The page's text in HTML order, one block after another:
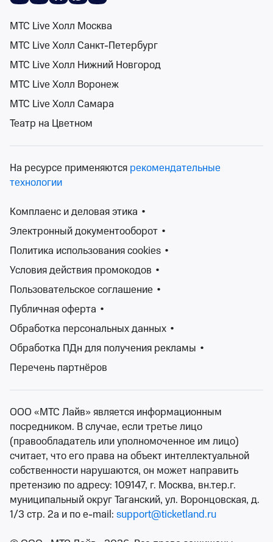
Билеты от 500 ₽
Амба. История одного пути
Приморский краевой театр кукол
Приморский краевой театр кукол
от 700 ₽
Детям
Билеты от 700 ₽
Дети – «цветы жизни». В нашем мире для детей
предусмотрено очень много всего, в том числе и
культурная сфера жизни.
Различные мероприятия для детей – именно та
область, которая может в определенной степени дать
что-то необходимое для развития ребенка, для
понимания и принятия им окружающего мира.
Главное качество, которое отличает ребенка от
взрослого – любопытство. Ведь ребенок – это еще
маленький человек, у которого есть огромное
желание все увидеть, услышать, почувствовать, быть
везде задействованным и задействовать вокруг себя
всех, кто рядом, будь то мама с папой или актеры
цирка.
В афише среди детских представлений можно найти
ледовые, цирковые, водные и квест-шоу, кукольные
спектакли, новогодние елки и интермедии с героями
сказок, музыкальные программы и концерты по
мотивам любимых мультфильмов. Официальные
МТС Live Холл Москва
МТС Live Холл Санкт-Петербург
МТС Live Холл Нижний Новгород
МТС Live Холл Воронеж
МТС Live Холл Самара
Театр на Цветном
На ресурсе применяются рекомендательные
технологии
Комплаенс и деловая этика •
Электронный документооборот •
Политика использования cookies •
Условия действия промокодов •
Пользовательское соглашение •
Публичная оферта •
Обработка персональных данных •
Обработка ПДн для получения рекламы •
Перечень партнёров
ООО «МТС Лайв» является информационным
посредником. В случае, если третье лицо
(правообладатель или уполномоченное им лицо)
считает, что его права на объект интеллектуальной
собственности нарушаются, он может направить
претензию по адресу: 109147, г. Москва, вн.тер.г.
муниципальный округ Таганский, ул. Воронцовская, д.
1/3 стр. 2а и по e-mail: support@ticketland.ru